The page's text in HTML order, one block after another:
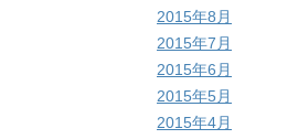
2015年8月
2015年7月
2015年6月
2015年5月
2015年4月